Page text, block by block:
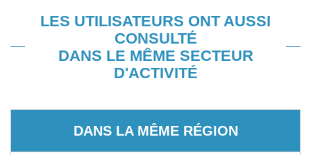
LES UTILISATEURS ONT AUSSI
CONSULTÉ
DANS LE MÊME SECTEUR
D'ACTIVITÉ
DANS LA MÊME RÉGION